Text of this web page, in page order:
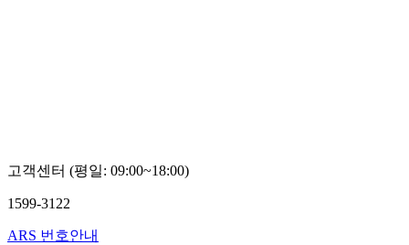
고객센터 (평일: 09:00~18:00)
1599-3122
ARS 번호안내